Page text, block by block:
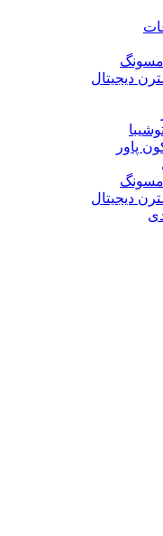
دیجیتال
پاور
دیجیتال